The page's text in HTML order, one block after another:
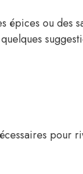
épices ou des
pour